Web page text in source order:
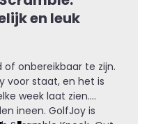
en leuk
onbereikbaar te zijn.
voor staat, en het is
week laat zien.
ineen. GolfJoy is